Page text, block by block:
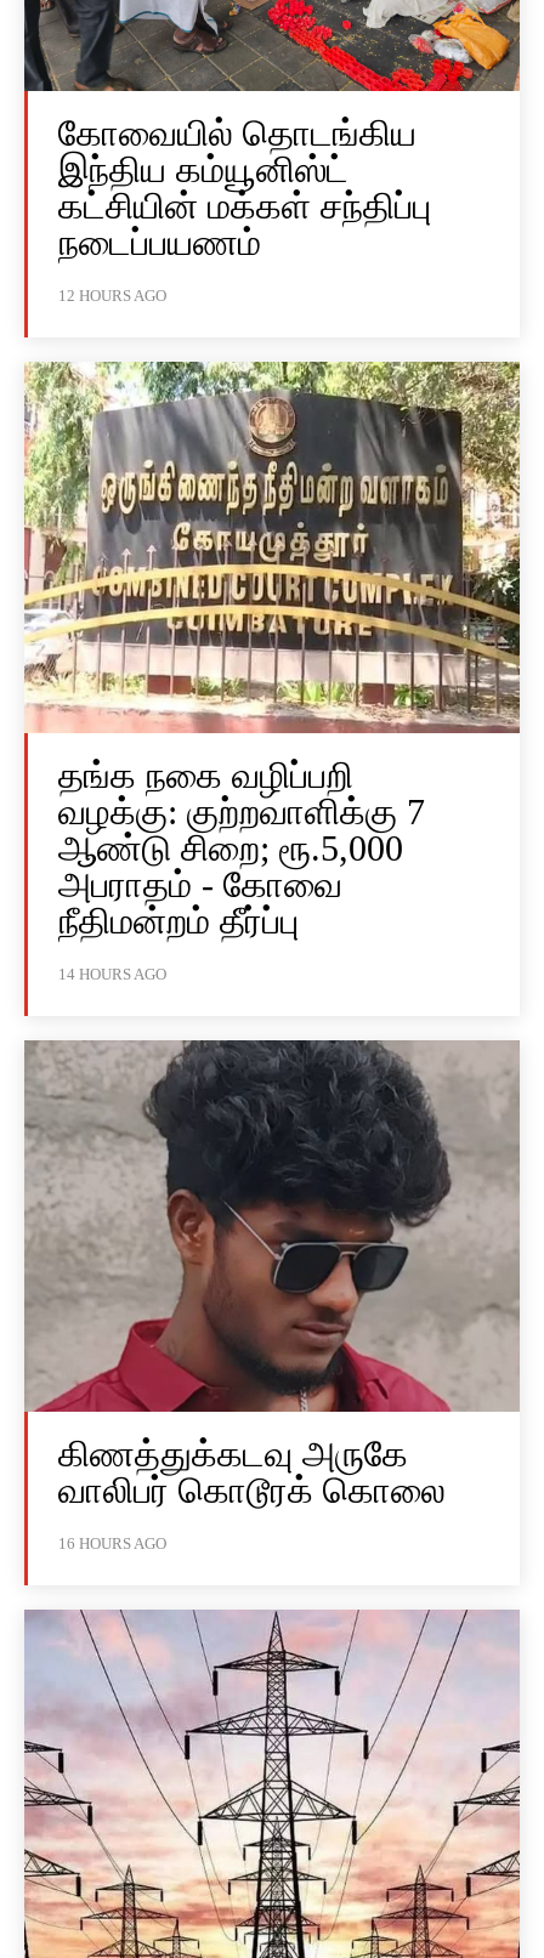
கோவையில் தொடங்கிய
இந்திய கம்யூனிஸ்ட்
கட்சியின் மக்கள் சந்திப்பு
நடைப்பயணம்
12 HOURS AGO
தங்க நகை வழிப்பறி
வழக்கு: குற்றவாளிக்கு 7
ஆண்டு சிறை; ரூ.5,000
அபராதம் - கோவை
நீதிமன்றம் தீர்ப்பு
14 HOURS AGO
கிணத்துக்கடவு அருகே
வாலிபர் கொடூரக் கொலை
16 HOURS AGO